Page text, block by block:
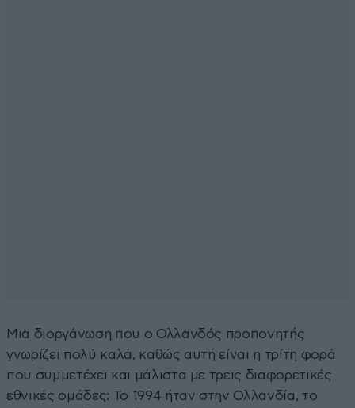
Μια διοργάνωση που ο Ολλανδός προπονητής
γνωρίζει πολύ καλά, καθώς αυτή είναι η τρίτη φορά
που συμμετέχει και μάλιστα με τρεις διαφορετικές
εθνικές ομάδες: Το 1994 ήταν στην Ολλανδία, το